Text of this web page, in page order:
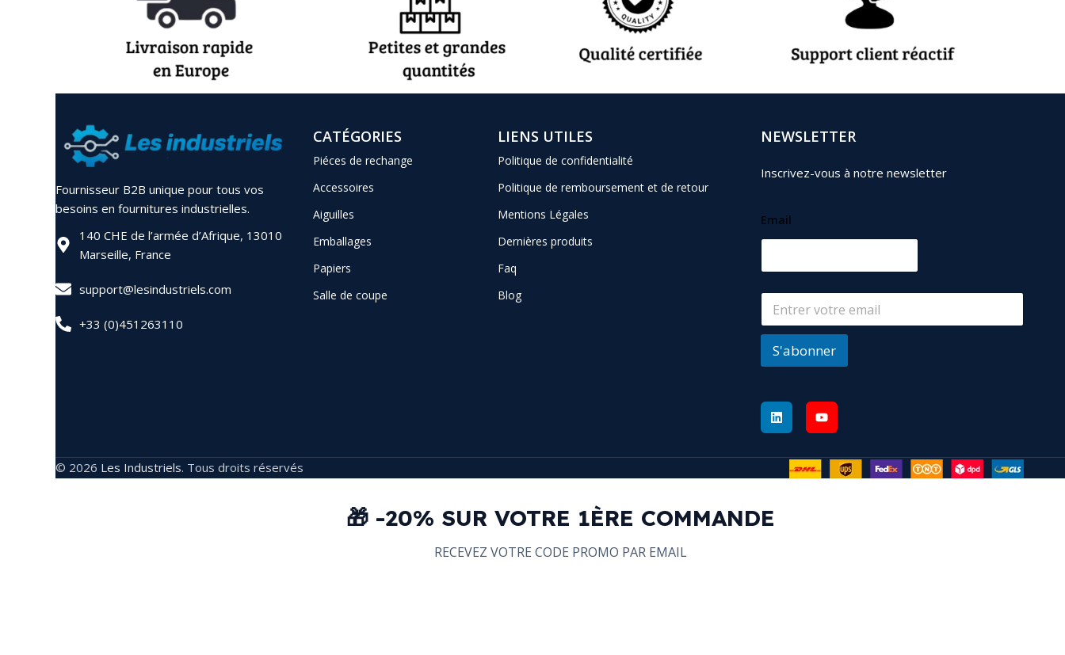
Fournisseur B2B unique pour tous vos
besoins en fournitures industrielles.
140 CHE de l’armée d’Afrique, 13010
Marseille, France
support@lesindustriels.com
+33 (0)451263110
CATÉGORIES
Piéces de rechange
Accessoires
Aiguilles
Emballages
Papiers
Salle de coupe
LIENS UTILES
Politique de confidentialité
Politique de remboursement et de retour
Mentions Légales
Dernières produits
Faq
Blog
NEWSLETTER
Inscrivez-vous à notre newsletter
Email
S'abonner
© 2026 Les Industriels. Tous droits réservés
🎁 -20% SUR VOTRE 1ÈRE COMMANDE
RECEVEZ VOTRE CODE PROMO PAR EMAIL